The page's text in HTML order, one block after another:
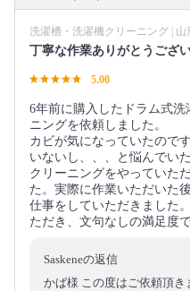
洗濯槽・洗濯機クリーニング | 山
丁寧な作業ありがとうござい
5.00
6年前に購入したドラム式
ニングを依頼しました。
カビが気になっていたので
いないし、、、と悩んでい
クリーニングをやっていた
た。実際に作業いただいた
仕事をしていただきました
ただき、文句なしの満足度で
Saskeneの返信
かば様 この度はご依頼頂き